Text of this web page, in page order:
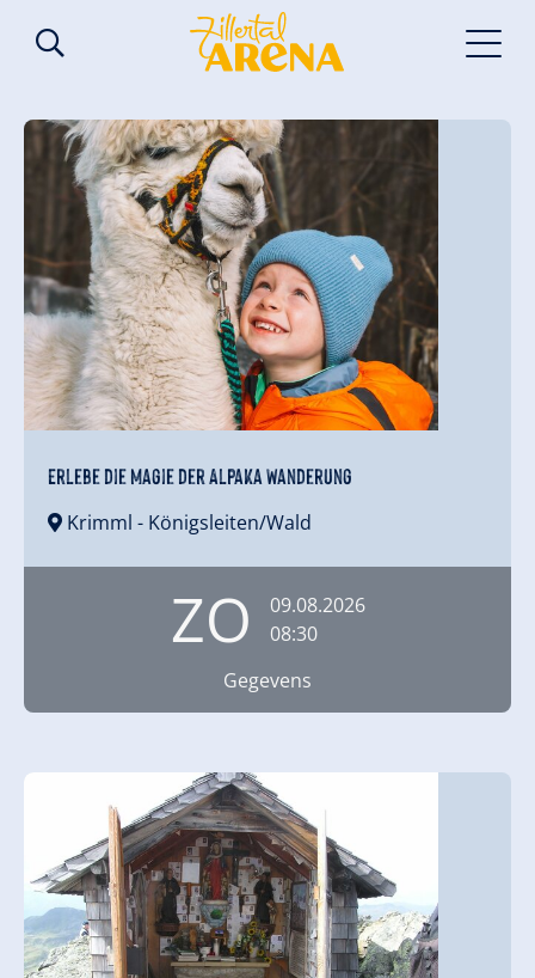
Erlebe die Magie der Alpaka Wanderung
Krimml - Königsleiten/Wald
ZO
09.08.2026
08:30
Gegevens